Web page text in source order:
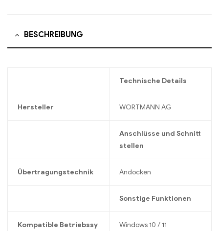
BESCHREIBUNG
Technische Details
Hersteller WORTMANN AG
Anschlüsse und Schnitt
stellen
Übertragungstechnik Andocken
Sonstige Funktionen
Kompatible Betriebssy
Windows 10 / 11